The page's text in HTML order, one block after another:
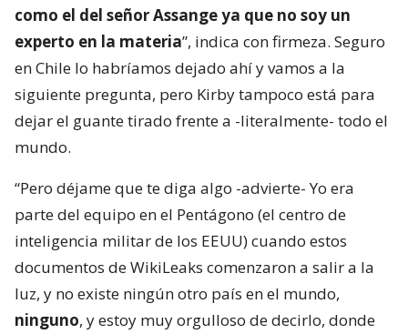
como el del señor Assange ya que no soy un
experto en la materia”, indica con firmeza. Seguro
en Chile lo habríamos dejado ahí y vamos a la
siguiente pregunta, pero Kirby tampoco está para
dejar el guante tirado frente a -literalmente- todo el
mundo.
“Pero déjame que te diga algo -advierte- Yo era
parte del equipo en el Pentágono (el centro de
inteligencia militar de los EEUU) cuando estos
documentos de WikiLeaks comenzaron a salir a la
luz, y no existe ningún otro país en el mundo,
ninguno, y estoy muy orgulloso de decirlo, donde